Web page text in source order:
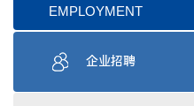
EMPLOYMENT
企业招聘